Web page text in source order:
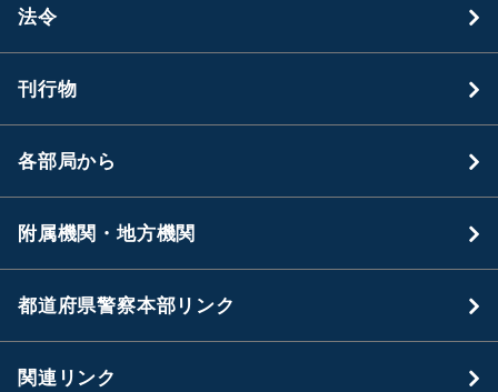
法令
刊行物
各部局から
附属機関・地方機関
都道府県警察本部リンク
関連リンク